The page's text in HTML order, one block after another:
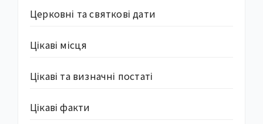
Церковні та святкові дати
Цікаві місця
Цікаві та визначні постаті
Цікаві факти